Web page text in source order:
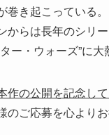
巻き起こっている
からは長年のシリ
ー・ウォーズ”に
作の公開を記念して
のご応募を心より